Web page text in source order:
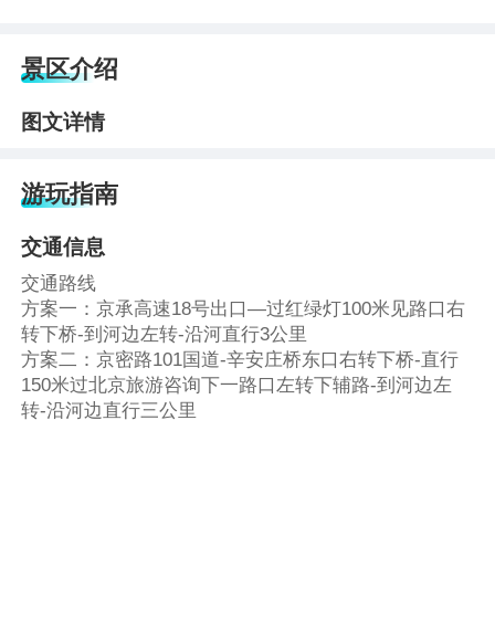
景区介绍
图文详情
游玩指南
交通信息
交通路线
方案一：京承高速18号出口—过红绿灯100米见路口右
转下桥-到河边左转-沿河直行3公里
方案二：京密路101国道-辛安庄桥东口右转下桥-直行
150米过北京旅游咨询下一路口左转下辅路-到河边左
转-沿河边直行三公里